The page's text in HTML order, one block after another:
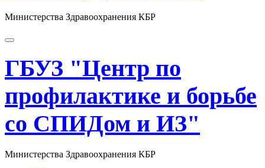
Министерства Здравоохранения КБР
ГБУЗ "Центр по
профилактике и борьбе
со СПИДом и ИЗ"
Министерства Здравоохранения КБР